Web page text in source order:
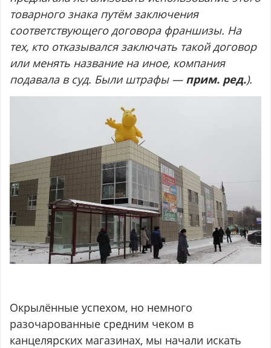
товарного знака путём заключения
соответствующего договора франшизы. На
тех, кто отказывался заключать такой договор
или менять название на иное, компания
подавала в суд. Были штрафы — прим. ред.).
Окрылённые успехом, но немного
разочарованные средним чеком в
канцелярских магазинах, мы начали искать